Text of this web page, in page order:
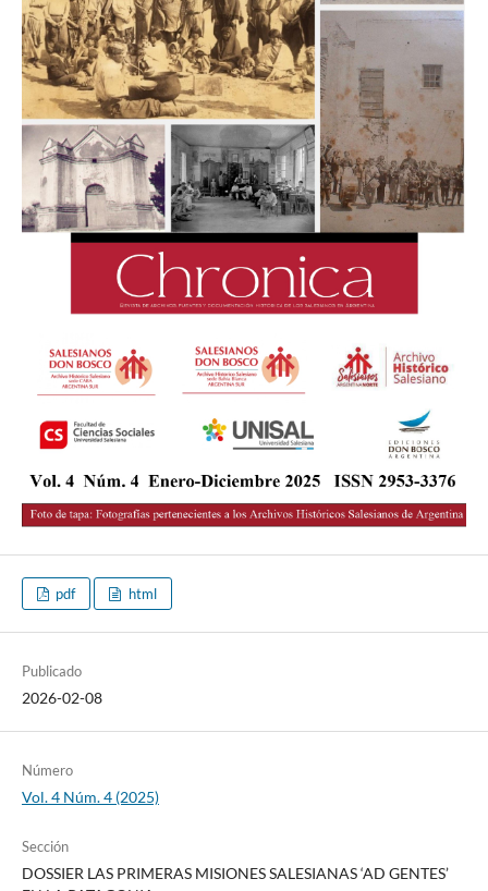
pdf html
Publicado
2026-02-08
Número
Vol. 4 Núm. 4 (2025)
Sección
DOSSIER LAS PRIMERAS MISIONES SALESIANAS ‘AD GENTES’